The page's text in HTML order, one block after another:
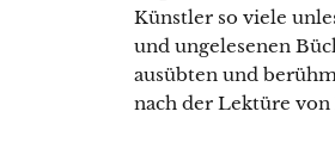
Künstler so viele
und ungelesenen
ausübten und
nach der Lektüre von